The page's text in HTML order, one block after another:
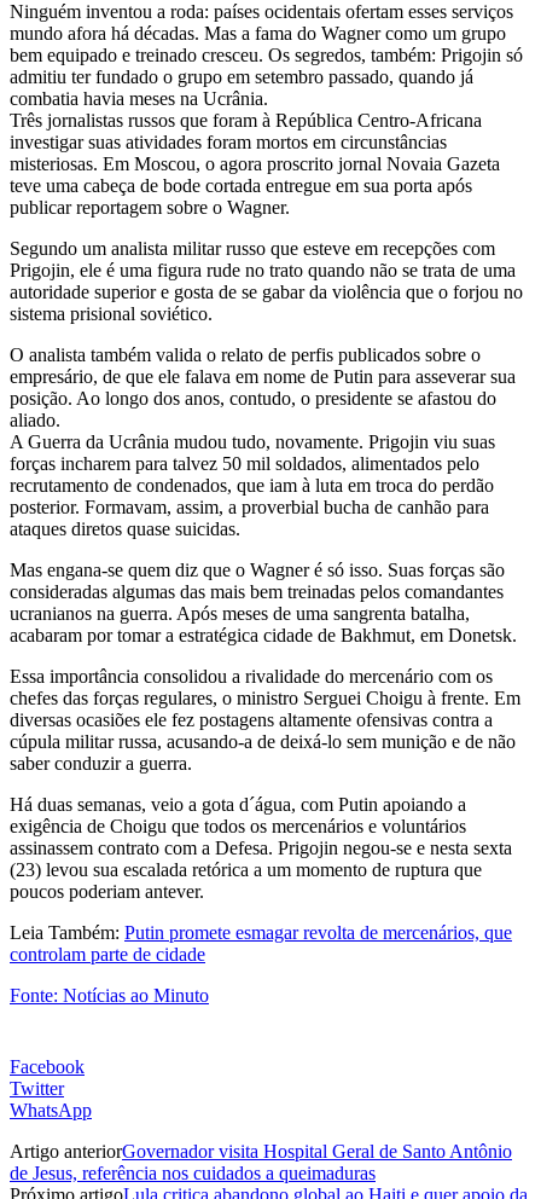
Ninguém inventou a roda: países ocidentais ofertam esses serviços
mundo afora há décadas. Mas a fama do Wagner como um grupo
bem equipado e treinado cresceu. Os segredos, também: Prigojin só
admitiu ter fundado o grupo em setembro passado, quando já
combatia havia meses na Ucrânia.
Três jornalistas russos que foram à República Centro-Africana
investigar suas atividades foram mortos em circunstâncias
misteriosas. Em Moscou, o agora proscrito jornal Novaia Gazeta
teve uma cabeça de bode cortada entregue em sua porta após
publicar reportagem sobre o Wagner.
Segundo um analista militar russo que esteve em recepções com
Prigojin, ele é uma figura rude no trato quando não se trata de uma
autoridade superior e gosta de se gabar da violência que o forjou no
sistema prisional soviético.
O analista também valida o relato de perfis publicados sobre o
empresário, de que ele falava em nome de Putin para asseverar sua
posição. Ao longo dos anos, contudo, o presidente se afastou do
aliado.
A Guerra da Ucrânia mudou tudo, novamente. Prigojin viu suas
forças incharem para talvez 50 mil soldados, alimentados pelo
recrutamento de condenados, que iam à luta em troca do perdão
posterior. Formavam, assim, a proverbial bucha de canhão para
ataques diretos quase suicidas.
Mas engana-se quem diz que o Wagner é só isso. Suas forças são
consideradas algumas das mais bem treinadas pelos comandantes
ucranianos na guerra. Após meses de uma sangrenta batalha,
acabaram por tomar a estratégica cidade de Bakhmut, em Donetsk.
Essa importância consolidou a rivalidade do mercenário com os
chefes das forças regulares, o ministro Serguei Choigu à frente. Em
diversas ocasiões ele fez postagens altamente ofensivas contra a
cúpula militar russa, acusando-a de deixá-lo sem munição e de não
saber conduzir a guerra.
Há duas semanas, veio a gota d´água, com Putin apoiando a
exigência de Choigu que todos os mercenários e voluntários
assinassem contrato com a Defesa. Prigojin negou-se e nesta sexta
(23) levou sua escalada retórica a um momento de ruptura que
poucos poderiam antever.
Leia Também: Putin promete esmagar revolta de mercenários, que
controlam parte de cidade
Fonte: Notícias ao Minuto
Facebook
Twitter
WhatsApp
Artigo anteriorGovernador visita Hospital Geral de Santo Antônio
de Jesus, referência nos cuidados a queimaduras